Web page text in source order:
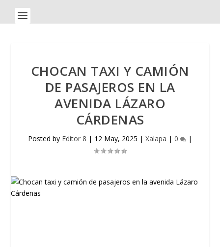
CHOCAN TAXI Y CAMIÓN
DE PASAJEROS EN LA
AVENIDA LÁZARO
CÁRDENAS
Posted by Editor 8 | 12 May, 2025 | Xalapa | 0 |